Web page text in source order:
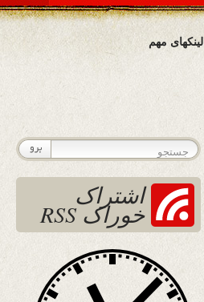
لینکهای مهم
اشتراک
خوراک RSS